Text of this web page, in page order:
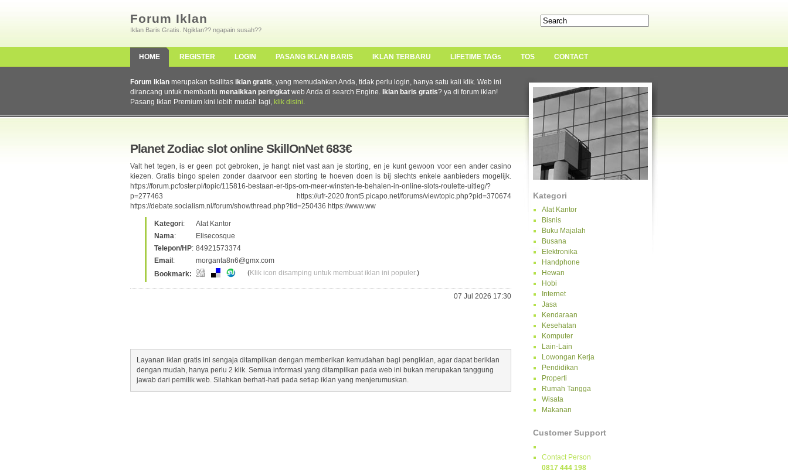
Forum Iklan
Iklan Baris Gratis. Ngiklan?? ngapain susah??
HOME REGISTER LOGIN PASANG IKLAN BARIS IKLAN TERBARU LIFETIME TAGs TOS CONTACT
Kategori
Alat Kantor
Bisnis
Buku Majalah
Busana
Elektronika
Handphone
Hewan
Hobi
Internet
Jasa
Kendaraan
Kesehatan
Komputer
Lain-Lain
Lowongan Kerja
Pendidikan
Properti
Rumah Tangga
Wisata
Makanan
Customer Support
Contact Person
0817 444 198
Forum Iklan merupakan fasilitas iklan gratis, yang memudahkan Anda, tidak perlu login, hanya satu kali klik. Web ini
dirancang untuk membantu menaikkan peringkat web Anda di search Engine. Iklan baris gratis? ya di forum iklan!
Pasang Iklan Premium kini lebih mudah lagi, klik disini.
Planet Zodiac slot online SkillOnNet 683€
Valt het tegen, is er geen pot gebroken, je hangt niet vast aan je storting, en je kunt gewoon voor een ander casino
kiezen. Gratis bingo spelen zonder daarvoor een storting te hoeven doen is bij slechts enkele aanbieders mogelijk.
https://forum.pcfoster.pl/topic/115816-bestaan-er-tips-om-meer-winsten-te-behalen-in-online-slots-roulette-uitleg/?
p=277463 https://ufr-2020.front5.picapo.net/forums/viewtopic.php?pid=370674
https://debate.socialism.nl/forum/showthread.php?tid=250436 https://www.ww
Kategori:
Alat Kantor
Nama:
Elisecosque
Telepon/HP: 84921573374
Email :
morganta8n6@gmx.com
Bookmark:
(Klik icon disamping untuk membuat iklan ini populer.)
07 Jul 2026 17:30
Layanan iklan gratis ini sengaja ditampilkan dengan memberikan kemudahan bagi pengiklan, agar dapat beriklan
dengan mudah, hanya perlu 2 klik. Semua informasi yang ditampilkan pada web ini bukan merupakan tanggung
jawab dari pemilik web. Silahkan berhati-hati pada setiap iklan yang menjerumuskan.